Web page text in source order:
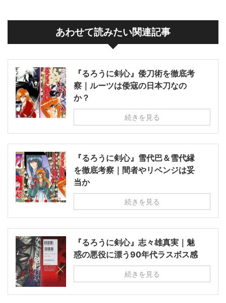
あわせて読みたい関連記事
『るろうに剣心』倭刀術を徹底考
察｜ルーツは倭寇の日本刀なの
か？
続きを見る
『るろうに剣心』雪代巴＆雪代縁
を徹底考察｜間者やリベンジは妥
当か
続きを見る
『るろうに剣心』志々雄真実｜魅
惑の悪役に漂う90年代ラスボス感
続きを見る